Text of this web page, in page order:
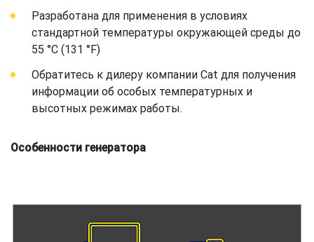
Разработана для применения в условиях
стандартной температуры окружающей среды до
55 °C (131 °F)
Обратитесь к дилеру компании Cat для получения
информации об особых температурных и
высотных режимах работы.
Особенности генератора